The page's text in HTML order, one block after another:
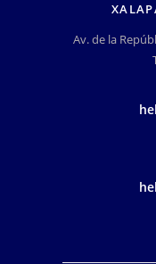
Av. de la